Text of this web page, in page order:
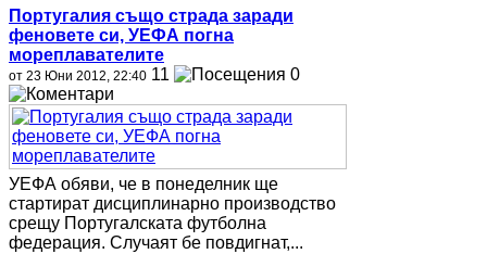
Португалия също страда заради
феновете си, УЕФА погна
мореплавателите
от 23 Юни 2012, 22:40 11 0
УЕФА обяви, че в понеделник ще
стартират дисциплинарно производство
срещу Португалската футболна
федерация. Случаят бе повдигнат,...